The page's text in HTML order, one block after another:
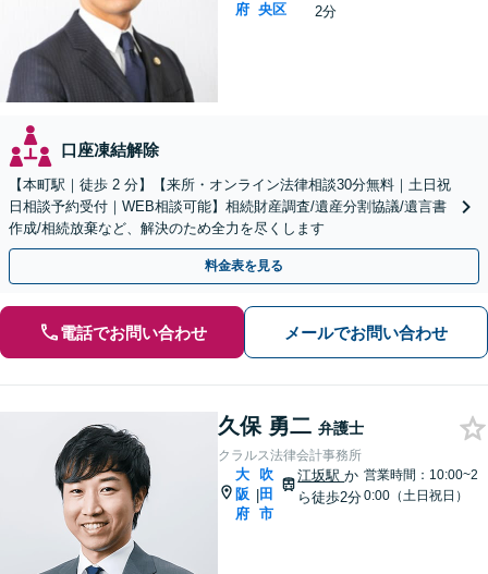
府 央区
2分
口座凍結解除
【本町駅｜徒歩 2 分】【来所・オンライン法律相談30分無料｜土日祝
日相談予約受付｜WEB相談可能】相続財産調査/遺産分割協議/遺言書
作成/相続放棄など、解決のため全力を尽くします
料金表を見る
電話でお問い合わせ メールでお問い合わせ
久保 勇二 弁護士
クラルス法律会計事務所
大
阪
府
|
吹
田
市
江坂駅か
ら徒歩2分
営業時間：10:00~2
0:00（土日祝日）